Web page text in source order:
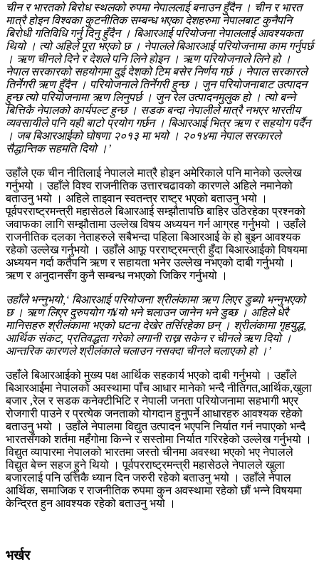
चीन र भारतको बिरोध स्थलको रुपमा नेपाललाई बनाउन हुँदैन । चीन र भारत
मात्रै होइन विश्वका कुटनीतिक सम्बन्ध भएका देशहरुमा नेपालबाट कुनैपनि
बिरोधी गतिविधि गर्नु दिनु हुँदैन । बिआरआई परियोजना नेपाललाई आवश्यकता
थियो । त्यो अहिले पूरा भएको छ । नेपालले बिआरआई परियोजनामा काम गर्नुपर्छ
। ऋण चीनले दिने र देशले पनि लिने होइन । ऋण परियोजनाले लिने हो ।
नेपाल सरकारको सहयोगमा दुई देशको टिम बसेर निर्णय गर्छ । नेपाल सरकारले
तिर्नेगरी ऋण हुँदैन । परियोजनाले तिर्नेगरी हुन्छ । जुन परियोजनाबाट उत्पादन
हुन्छ त्यो परियोजनामा ऋण लिनुपर्छ । जुन रेल उत्पादनमुलुक हो । त्यो बन्ने
बित्तिकै नेपालको कार्यपल्ट हुन्छ । सडक बन्दा नेपालीले मात्रै नभएर भारतीय
व्यवसायीले पनि यही बाटो प्रयोग गर्छन । बिआरआई भित्र ऋण र सहयोग पर्दैन
। जब बिआरआईको घोषणा २०१३ मा भयो । २०१४मा नेपाल सरकारले
सैद्धान्तिक सहमति दियो ।’
उहाँले एक चीन नीतिलाई नेपालले मात्रै होइन अमेरिकाले पनि मानेको उल्लेख
गर्नुभयो । उहाँले विश्व राजनीतिक उत्तारचढावको कारणले अहिले नमानेको
बताउनु भयो । अहिले ताइवान स्वतन्त्र राष्ट्र भएको बताउनु भयो ।
पूर्वपरराष्ट्रमन्त्री महासेठले बिआरआई सम्झौतापछि बाहिर उठिरहेका प्रश्नको
जवाफका लागि सम्झौतामा उल्लेख विषय अध्ययन गर्न आग्रह गर्नुभयो । उहाँले
राजनीतिक दलका नेताहरुले सबैभन्दा पहिला बिआरआई के हो बुझ्न आवश्यक
रहेको उल्लेख गर्नुभयो । उहाँले आफू परराष्ट्रमन्त्री हुँदा बिआरआईको विषयमा
अध्ययन गर्दा कतैपनि ऋण र सहायता भनेर उल्लेख नभएको दाबी गर्नुभयो ।
ऋण र अनुदानसँग कुनै सम्बन्ध नभएको जिकिर गर्नुभयो ।
उहाँले भन्नुभयो,‘ बिआरआई परियोजना श्रीलंकामा ऋण लिएर डुब्यो भन्नुभएको
छ । ऋण लिएर दुरुपयोग ग¥यो भने चलाउन जानेन भने डुब्छ । अहिले धेरै
मानिसहरु श्रीलंकामा भएको घटना देखेर तर्सिरहेका छन् । श्रीलंकामा गृहयुद्ध,
आर्थिक संकट, प्रतिवद्धता गरेको लगानी राख्न सकेन र चीनले ऋण दियो ।
आन्तरिक कारणले श्रीलंकाले चलाउन नसक्दा चीनले चलाएको हो ।’
उहाँले बिआरआईको मुख्य पक्ष आर्थिक सहकार्य भएको दाबी गर्नुभयो । उहाँले
बिआरआईमा नेपालको अवस्थामा पाँच आधार मानेको भन्दै नीतिगत,आर्थिक,खुला
बजार ,रेल र सडक कनेक्टीभिटि र नेपाली जनता परियोजनामा सहभागी भएर
रोजगारी पाउने र प्रत्येक जनताको योगदान हुनुपर्ने आधारहरु आवश्यक रहेको
बताउनु भयो । उहाँले नेपालमा विद्युत उत्पादन भएपनि निर्यात गर्न नपाएको भन्दै
भारतसँगको शर्तमा महँगोमा किन्ने र सस्तोमा निर्यात गरिरहेको उल्लेख गर्नुभयो ।
विद्युत व्यापारमा नेपालको भारतमा जस्तो चीनमा अवस्था भएको भए नेपालले
विद्युत बेच्न सहज हुने थियो । पूर्वपरराष्ट्रमन्त्री महासेठले नेपालले खुला
बजारलाई पनि उत्तिकै ध्यान दिन जरुरी रहेको बताउनु भयो । उहाँले नेपाल
आर्थिक, समाजिक र राजनीतिक रुपमा कुन अवस्थामा रहेको छौं भन्ने विषयमा
केन्द्रित हुन आवश्यक रहेको बताउनु भयो ।
भर्खर